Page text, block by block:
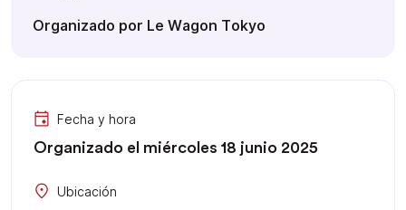
Organizado por Le Wagon Tokyo
Fecha y hora
Organizado el miércoles 18 junio 2025
Ubicación